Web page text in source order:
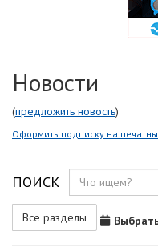
Новости
(предложить новость)
Оформить подписку на
ПОИСК
Все разделы